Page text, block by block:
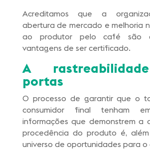
Acreditamos que a
abertura de mercado e melhoria
ao produtor pelo café são
vantagens de ser certificado.
A
portas
O processo de garantir que o
consumidor final tenham
informações que demonstrem a
procedência do produto é,
universo de oportunidades para o